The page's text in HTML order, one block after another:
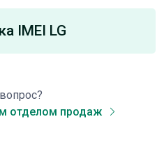
IMEI LG
отделом продаж